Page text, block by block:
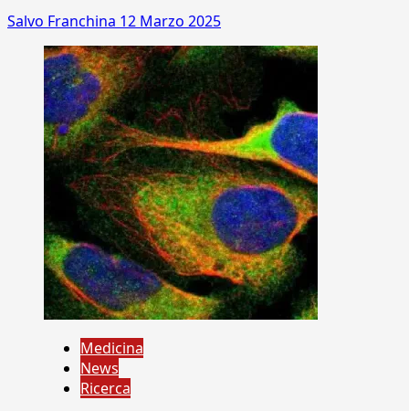
Salvo Franchina 12 Marzo 2025
Medicina
News
Ricerca